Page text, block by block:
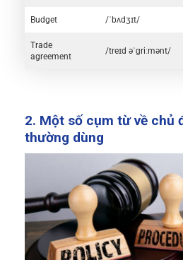
Budget /ˈbʌdʒɪt/
Trade
agreement
/treɪd əˈɡriːmənt/
2. Một số cụm từ về chủ
thường dùng